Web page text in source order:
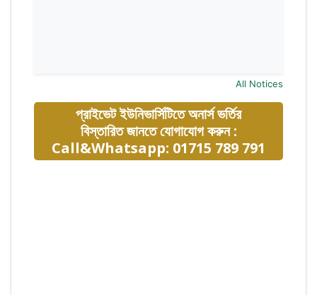
All Notices
প্রাইভেট ইউনিভার্সিটিতে অনার্স ভর্তির
বিস্তারিত জানতে যোগাযোগ করুন :
Call&Whatsapp: 01715 789 791